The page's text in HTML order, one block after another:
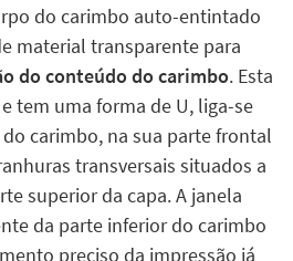
transversais situados a
superior da capa. A janela
da parte inferior do carimbo
preciso da impressão já
precisa da impressão.